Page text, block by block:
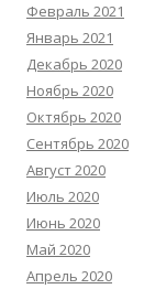
Февраль 2021
Январь 2021
Декабрь 2020
Ноябрь 2020
Октябрь 2020
Сентябрь 2020
Август 2020
Июль 2020
Июнь 2020
Май 2020
Апрель 2020